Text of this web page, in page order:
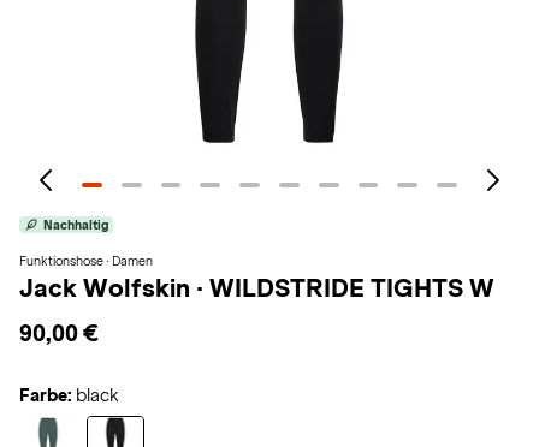
Nachhaltig
Funktionshose · Damen
Jack Wolfskin · WILDSTRIDE TIGHTS W
90,00 €
Farbe: black